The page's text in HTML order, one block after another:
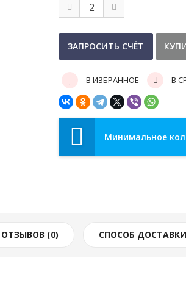
В ИЗБРАННОЕ В
Минимальное
ОТЗЫВОВ (0) СПОСОБ ДОСТАВКИ